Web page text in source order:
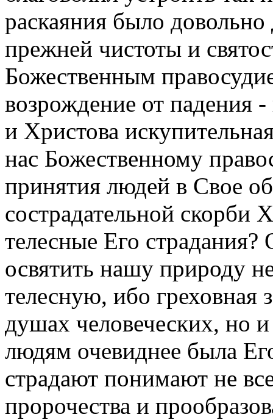
раскаяния было довольно
прежней чистоты и
Божественным
возрождение от падения
и Христова
нас Божественному
принятия людей в Свое
сострадательной скорби
телесные Его
освятить нашу природу
телесную, ибо греховная
душах человеческих, но
людям очевиднее была
страдают понимают не
пророчества и